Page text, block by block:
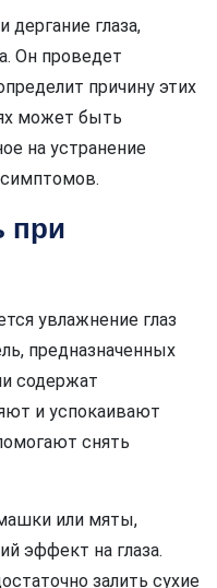
дергание глаза,
Он проведет
причину этих
может быть
на устранение
при
увлажнение глаз
предназначенных
содержат
и успокаивают
снять
или мяты,
эффект на глаза.
залить сухие